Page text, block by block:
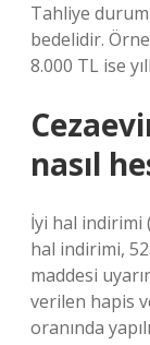
Tahliye
bedelidir.
8.000 TL ise
nasıl
İyi hal indirimi
hal indirimi,
maddesi
verilen hapis
oranında